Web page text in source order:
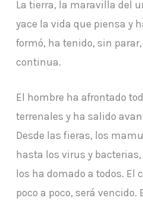
La tierra, la maravilla del
yace la vida que piensa y
formó, ha tenido, sin
continua.
El hombre ha afrontado
terrenales y ha salido
Desde las fieras, los
hasta los virus y
los ha domado a todos. El
poco a poco, será vencido.